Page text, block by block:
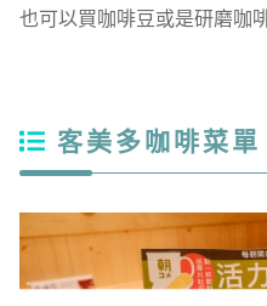
也可以買咖啡豆或是研磨咖
客美多咖啡菜單